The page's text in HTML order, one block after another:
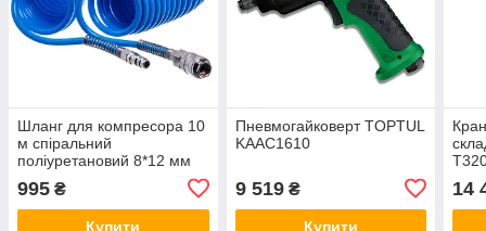
Шланг для компресора 10
м спіральний
поліуретановий 8*12 мм
AHC48-J
995 ₴
Купити
Пневмогайковерт TOPTUL
KAAC1610
9 519₴
Купити
14